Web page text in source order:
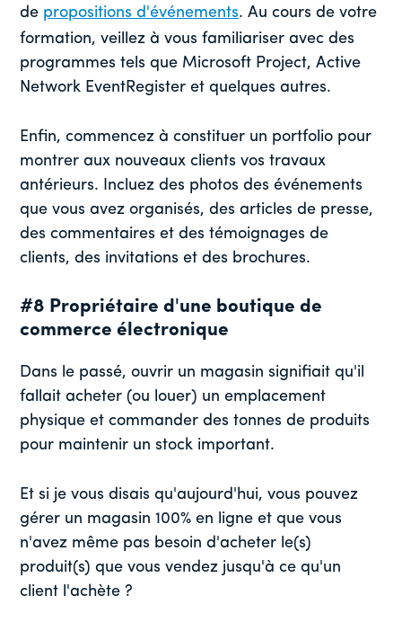
de propositions d'événements. Au cours de votre
formation, veillez à vous familiariser avec des
programmes tels que Microsoft Project, Active
Network EventRegister et quelques autres.
Enfin, commencez à constituer un portfolio pour
montrer aux nouveaux clients vos travaux
antérieurs. Incluez des photos des événements
que vous avez organisés, des articles de presse,
des commentaires et des témoignages de
clients, des invitations et des brochures.
#8 Propriétaire d'une boutique de
commerce électronique
Dans le passé, ouvrir un magasin signifiait qu'il
fallait acheter (ou louer) un emplacement
physique et commander des tonnes de produits
pour maintenir un stock important.
Et si je vous disais qu'aujourd'hui, vous pouvez
gérer un magasin 100% en ligne et que vous
n'avez même pas besoin d'acheter le(s)
produit(s) que vous vendez jusqu'à ce qu'un
client l'achète ?